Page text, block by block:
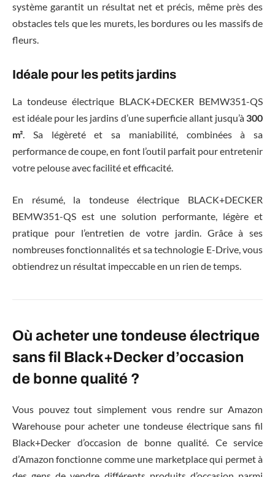
système garantit un résultat net et précis, même près des
obstacles tels que les murets, les bordures ou les massifs de
fleurs.
Idéale pour les petits jardins
La tondeuse électrique BLACK+DECKER BEMW351-QS
est idéale pour les jardins d’une superficie allant jusqu’à 300
m². Sa légèreté et sa maniabilité, combinées à sa
performance de coupe, en font l’outil parfait pour entretenir
votre pelouse avec facilité et efficacité.
En résumé, la tondeuse électrique BLACK+DECKER
BEMW351-QS est une solution performante, légère et
pratique pour l’entretien de votre jardin. Grâce à ses
nombreuses fonctionnalités et sa technologie E-Drive, vous
obtiendrez un résultat impeccable en un rien de temps.
Où acheter une tondeuse électrique
sans fil Black+Decker d’occasion
de bonne qualité ?
Vous pouvez tout simplement vous rendre sur Amazon
Warehouse pour acheter une tondeuse électrique sans fil
Black+Decker d’occasion de bonne qualité. Ce service
d’Amazon fonctionne comme une marketplace qui permet à